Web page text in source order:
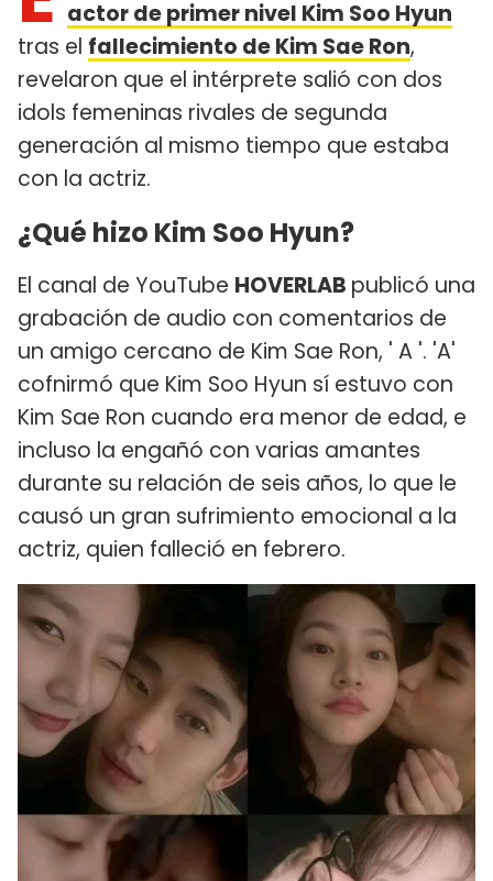
actor de primer nivel Kim Soo Hyun
tras el fallecimiento de Kim Sae Ron,
revelaron que el intérprete salió con dos
idols femeninas rivales de segunda
generación al mismo tiempo que estaba
con la actriz.
¿Qué hizo Kim Soo Hyun?
El canal de YouTube HOVERLAB publicó una
grabación de audio con comentarios de
un amigo cercano de Kim Sae Ron, ' A '. 'A'
cofnirmó que Kim Soo Hyun sí estuvo con
Kim Sae Ron cuando era menor de edad, e
incluso la engañó con varias amantes
durante su relación de seis años, lo que le
causó un gran sufrimiento emocional a la
actriz, quien falleció en febrero.